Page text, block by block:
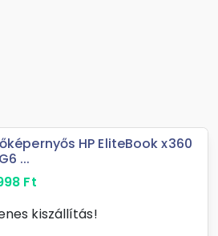
HP EliteBook x360
...
Ft
kiszállítás!